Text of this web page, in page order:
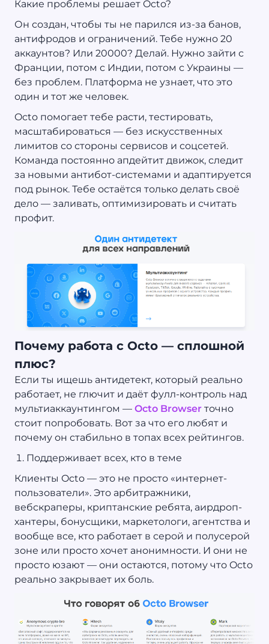
Какие проблемы решает Octo?
Он создан, чтобы ты не парился из-за банов,
антифродов и ограничений. Тебе нужно 20
аккаунтов? Или 20000? Делай. Нужно зайти с
Франции, потом с Индии, потом с Украины —
без проблем. Платформа не узнает, что это
один и тот же человек.
Octo помогает тебе расти, тестировать,
масштабироваться — без искусственных
лимитов со стороны сервисов и соцсетей.
Команда постоянно апдейтит движок, следит
за новыми антибот-системами и адаптируется
под рынок. Тебе остаётся только делать своё
дело — заливать, оптимизировать и считать
профит.
Почему работа с Octo — сплошной
плюс?
Если ты ищешь антидетект, который реально
работает, не глючит и даёт фулл-контроль над
мультиаккаунтингом — Octo Browser точно
стоит попробовать. Вот за что его любят и
почему он стабильно в топах всех рейтингов.
Поддерживает всех, кто в теме
Клиенты Octo — это не просто «интернет-
пользователи». Это арбитражники,
вебскраперы, криптанские ребята, аирдроп-
хантеры, бонусщики, маркетологи, агентства и
вообще все, кто работает в серой и полусерой
зоне или просто хочет анонимности. И они не
просто юзают — они остаются, потому что Octo
реально закрывает их боль.